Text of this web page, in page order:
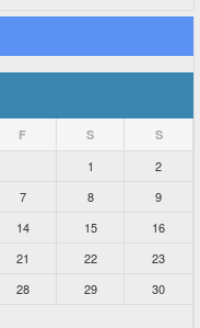
F S S
1
2
7 8
9
14 15
16
21 22
23
28 29
30